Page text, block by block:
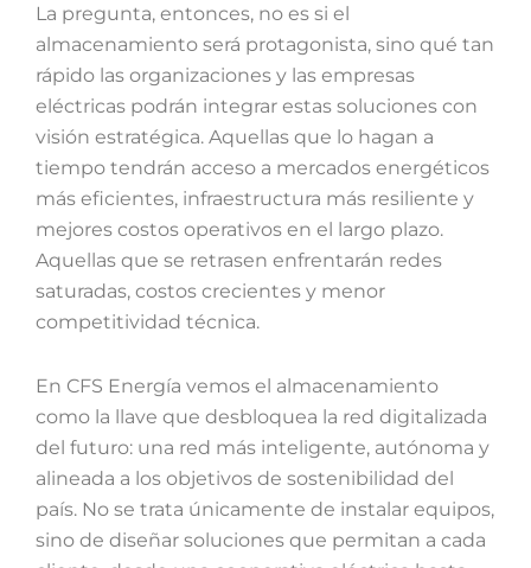
La pregunta, entonces, no es si el
almacenamiento será protagonista, sino qué tan
rápido las organizaciones y las empresas
eléctricas podrán integrar estas soluciones con
visión estratégica. Aquellas que lo hagan a
tiempo tendrán acceso a mercados energéticos
más eficientes, infraestructura más resiliente y
mejores costos operativos en el largo plazo.
Aquellas que se retrasen enfrentarán redes
saturadas, costos crecientes y menor
competitividad técnica.
En CFS Energía vemos el almacenamiento
como la llave que desbloquea la red digitalizada
del futuro: una red más inteligente, autónoma y
alineada a los objetivos de sostenibilidad del
país. No se trata únicamente de instalar equipos,
sino de diseñar soluciones que permitan a cada